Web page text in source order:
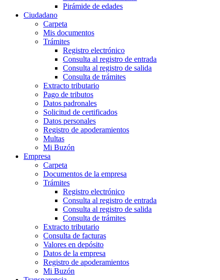
Pirámide de edades
Ciudadano
Carpeta
Mis documentos
Trámites
Registro electrónico
Consulta al registro de entrada
Consulta al registro de salida
Consulta de trámites
Extracto tributario
Pago de tributos
Datos padronales
Solicitud de certificados
Datos personales
Registro de apoderamientos
Multas
Mi Buzón
Empresa
Carpeta
Documentos de la empresa
Trámites
Registro electrónico
Consulta al registro de entrada
Consulta al registro de salida
Consulta de trámites
Extracto tributario
Consulta de facturas
Valores en depósito
Datos de la empresa
Registro de apoderamientos
Mi Buzón